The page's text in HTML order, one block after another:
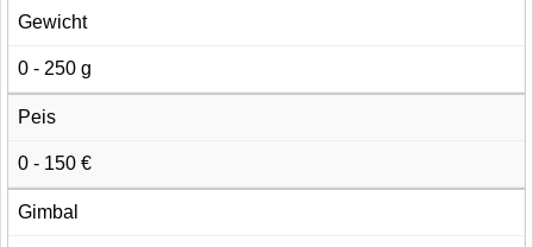
Gewicht
0 - 250 g
Peis
0 - 150 €
Gimbal